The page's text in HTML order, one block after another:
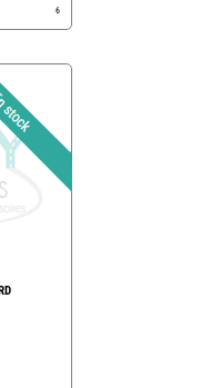
6